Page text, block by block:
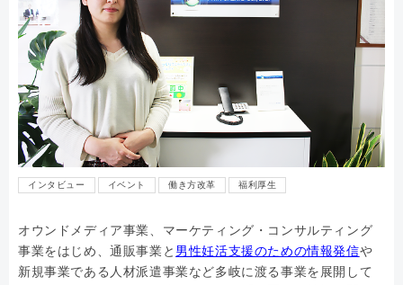
インタビュー イベント 働き方改革 福利厚生
オウンドメディア事業、マーケティング・コンサルティング
事業をはじめ、通販事業と 男性妊活支援のための情報発信や
新規事業である人材派遣事業など多岐に渡る事業を展開して